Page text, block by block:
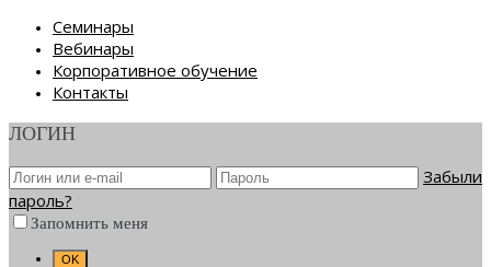
Семинары
Вебинары
Корпоративное обучение
Контакты
ЛОГИН
Забыли
пароль?
Запомнить меня